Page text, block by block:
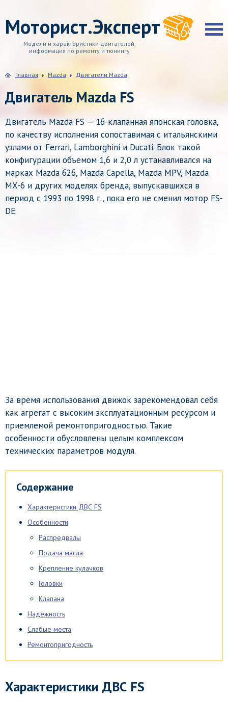
Моторист.Эксперт
Модели и характеристики двигателей,
информация по ремонту и тюнингу
Главная Mazda Двигатели Mazda
Двигатель Mazda FS
Двигатель Mazda FS — 16-клапанная японская головка,
по качеству исполнения сопоставимая с итальянскими
узлами от Ferrari, Lamborghini и Ducati. Блок такой
конфигурации объемом 1,6 и 2,0 л устанавливался на
марках Mazda 626, Mazda Capella, Mazda MPV, Mazda
MX-6 и других моделях бренда, выпускавшихся в
период с 1993 по 1998 г., пока его не сменил мотор FS-
DE.
За время использования движок зарекомендовал себя
как агрегат с высоким эксплуатационным ресурсом и
приемлемой ремонтопригодностью. Такие
особенности обусловлены целым комплексом
технических параметров модуля.
Содержание
Характеристики ДВС FS
Особенности
Распредвалы
Подача масла
Крепление кулачков
Головки
Клапана
Надежность
Слабые места
Ремонтопригодность
Характеристики ДВС FS